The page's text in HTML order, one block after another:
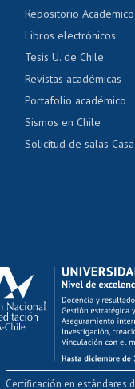
Denuncias
Repositorio Académico
Libros electrónicos
Tesis U. de Chile
Revistas académicas
Portafolio académico
Sismos en Chile
Solicitud de salas
Certificación en estándares